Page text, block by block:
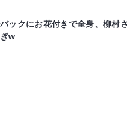
ックにお花付きで全身、柳村
w